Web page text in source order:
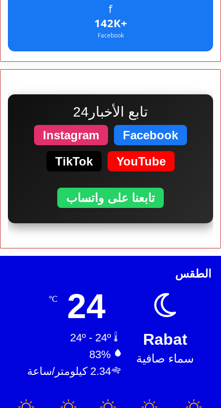
f
+142K
Facebook
تابع الأخبار24
Facebook
Instagram
YouTube
TikTok
تابعنا على واتساب
الطقس
Rabat
سماء صافية
24
℃
83%
2.34 كيلومتر/ساعة